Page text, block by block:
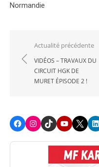
Normandie
Navigation
de
l’article
Actualité précédente
VIDÉOS – TRAVAUX DU
CIRCUIT HGK DE
MURET ÉPISODE 2 !
FacebookInstagram
TikTokYoutube
X